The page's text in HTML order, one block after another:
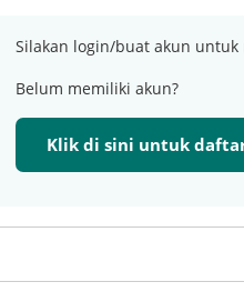
Silakan login/buat akun untuk
Belum memiliki akun?
Klik di sini untuk